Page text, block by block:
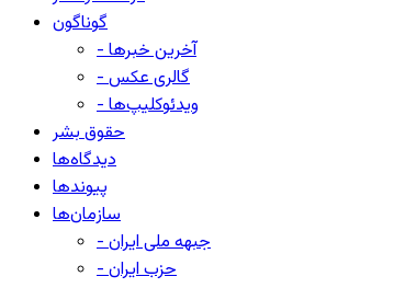
گوناگون
- آخرین خبرها
- گالری عکس
- ویدئوکلیپ‌ها
حقوق بشر
دیدگاه‌ها
پیوندها
سازمان‌ها
- جبهه ملی ایران
- حزب ایران